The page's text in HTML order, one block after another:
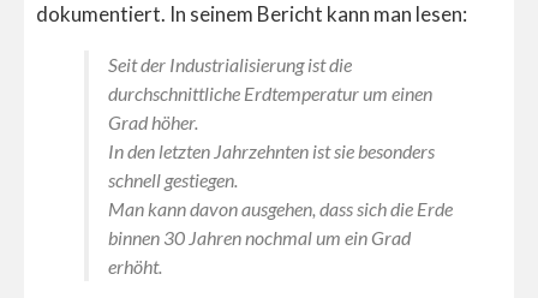
dokumentiert. In seinem Bericht kann man lesen:
Seit der Industrialisierung ist die
durchschnittliche Erdtemperatur um einen
Grad höher.
In den letzten Jahrzehnten ist sie besonders
schnell gestiegen.
Man kann davon ausgehen, dass sich die Erde
binnen 30 Jahren nochmal um ein Grad
erhöht.